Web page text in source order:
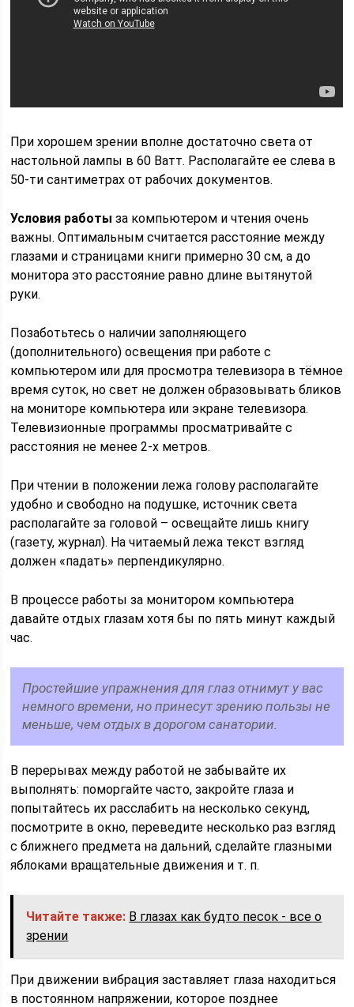
При хорошем зрении вполне достаточно света от
настольной лампы в 60 Ватт. Располагайте ее слева в
50-ти сантиметрах от рабочих документов.
Условия работы за компьютером и чтения очень
важны. Оптимальным считается расстояние между
глазами и страницами книги примерно 30 см, а до
монитора это расстояние равно длине вытянутой
руки.
Позаботьтесь о наличии заполняющего
(дополнительного) освещения при работе с
компьютером или для просмотра телевизора в тёмное
время суток, но свет не должен образовывать бликов
на мониторе компьютера или экране телевизора.
Телевизионные программы просматривайте с
расстояния не менее 2-х метров.
При чтении в положении лежа голову располагайте
удобно и свободно на подушке, источник света
располагайте за головой – освещайте лишь книгу
(газету, журнал). На читаемый лежа текст взгляд
должен «падать» перпендикулярно.
В процессе работы за монитором компьютера
давайте отдых глазам хотя бы по пять минут каждый
час.
Простейшие упражнения для глаз отнимут у вас
немного времени, но принесут зрению пользы не
меньше, чем отдых в дорогом санатории.
В перерывах между работой не забывайте их
выполнять: поморгайте часто, закройте глаза и
попытайтесь их расслабить на несколько секунд,
посмотрите в окно, переведите несколько раз взгляд
с ближнего предмета на дальний, сделайте глазными
яблоками вращательные движения и т. п.
Читайте также: В глазах как будто песок - все о
зрении
При движении вибрация заставляет глаза находиться
в постоянном напряжении, которое позднее